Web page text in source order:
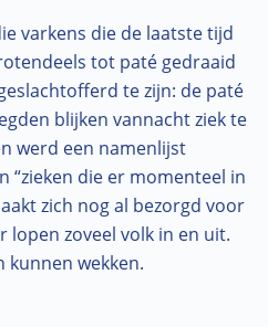
varkens die de laatste tijd
tot paté gedraaid
te zijn: de paté
blijken vannacht ziek te
werd een namenlijst
“zieken die er momenteel in
zich nog al bezorgd voor
lopen zoveel volk in en uit.
kunnen wekken.